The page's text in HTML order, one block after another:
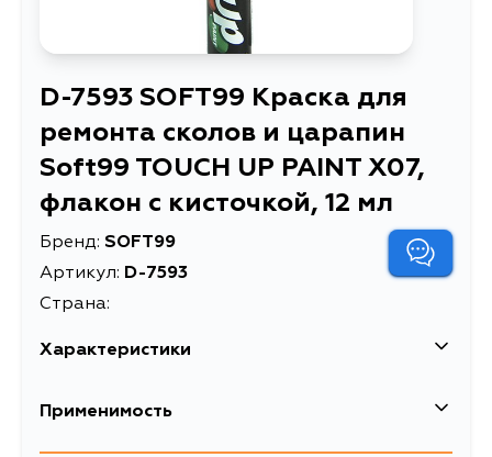
D-7593 SOFT99 Краска для
ремонта сколов и царапин
Soft99 TOUCH UP PAINT X07,
флакон с кисточкой, 12 мл
Бренд: SOFT99
Артикул: D-7593
Страна:
Характеристики
EAN-13 4975759175933
Применимость